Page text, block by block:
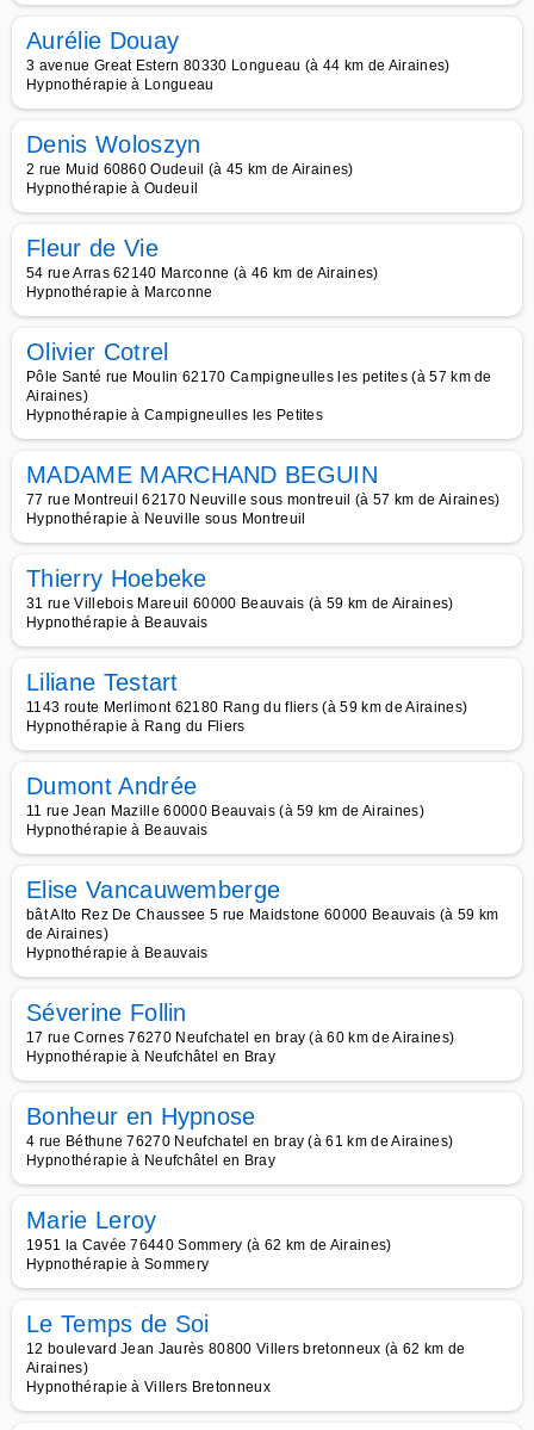
Aurélie Douay
3 avenue Great Estern 80330 Longueau (à 44 km de Airaines)
Hypnothérapie à Longueau
Denis Woloszyn
2 rue Muid 60860 Oudeuil (à 45 km de Airaines)
Hypnothérapie à Oudeuil
Fleur de Vie
54 rue Arras 62140 Marconne (à 46 km de Airaines)
Hypnothérapie à Marconne
Olivier Cotrel
Pôle Santé rue Moulin 62170 Campigneulles les petites (à 57 km de
Airaines)
Hypnothérapie à Campigneulles les Petites
MADAME MARCHAND BEGUIN
77 rue Montreuil 62170 Neuville sous montreuil (à 57 km de Airaines)
Hypnothérapie à Neuville sous Montreuil
Thierry Hoebeke
31 rue Villebois Mareuil 60000 Beauvais (à 59 km de Airaines)
Hypnothérapie à Beauvais
Liliane Testart
1143 route Merlimont 62180 Rang du fliers (à 59 km de Airaines)
Hypnothérapie à Rang du Fliers
Dumont Andrée
11 rue Jean Mazille 60000 Beauvais (à 59 km de Airaines)
Hypnothérapie à Beauvais
Elise Vancauwemberge
bât Alto Rez De Chaussee 5 rue Maidstone 60000 Beauvais (à 59 km
de Airaines)
Hypnothérapie à Beauvais
Séverine Follin
17 rue Cornes 76270 Neufchatel en bray (à 60 km de Airaines)
Hypnothérapie à Neufchâtel en Bray
Bonheur en Hypnose
4 rue Béthune 76270 Neufchatel en bray (à 61 km de Airaines)
Hypnothérapie à Neufchâtel en Bray
Marie Leroy
1951 la Cavée 76440 Sommery (à 62 km de Airaines)
Hypnothérapie à Sommery
Le Temps de Soi
12 boulevard Jean Jaurès 80800 Villers bretonneux (à 62 km de
Airaines)
Hypnothérapie à Villers Bretonneux